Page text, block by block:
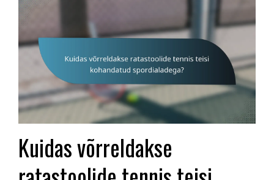
Kuidas võrreldakse